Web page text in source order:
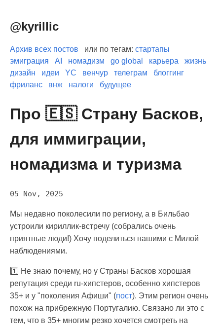
@kyrillic
Архив всех постов или по тегам: стартапы
эмиграция
AI номадизм go global карьера
жизнь
дизайн
идеи YC венчур телеграм
блоггинг
фриланс
внж налоги будущее
Про 🇪🇸 Страну Басков,
для иммиграции,
номадизма и туризма
05 Nov, 2025
Мы недавно поколесили по региону, а в Бильбао
устроили кириллик-встречу (собрались очень
приятные люди!) Хочу поделиться нашими с Милой
наблюдениями.
1️⃣ Не знаю почему, но у Страны Басков хорошая
репутация среди ru-хипстеров, особенно хипстеров
35+ и у "поколения Афиши" (пост). Этим регион очень
похож на прибрежную Португалию. Связано ли это с
тем, что в 35+ многим резко хочется смотреть на